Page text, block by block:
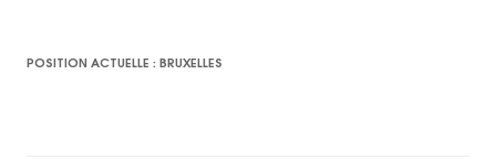
POSITION ACTUELLE : BRUXELLES